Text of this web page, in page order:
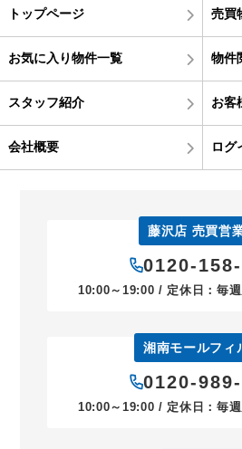
トップページ 売買
お気に入り物件一覧 物件
スタッフ紹介 お客
会社概要 ログ
藤沢店 売買営
0120-
10:00～19:00 / 定休日：毎
湘南モールフィ
0120-
10:00～19:00 / 定休日：毎